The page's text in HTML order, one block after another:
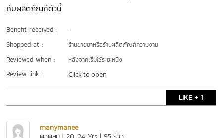
กับผลิตภัณฑ์ตัวนี้
Benefit received : -
Shopped at : ร้านขายยาหรือร้านผลิตภัณฑ์ความงาม
Reviewed when : หลังจากเริ่มใช้ระยะหนึ่ง
Review link : Click to open
LIKE + 1
manymanee